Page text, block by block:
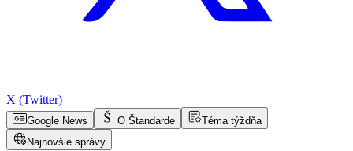
X (Twitter)
Google News O Štandarde
Téma týždňa
Najnovšie správy